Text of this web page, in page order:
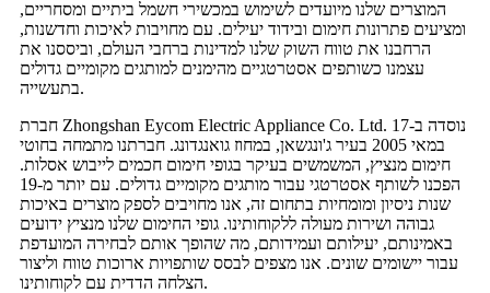
המוצרים שלנו מיועדים לשימוש במכשירי חשמל ביתיים ומסחריים,
ומציעים פתרונות חימום ובידוד יעילים. עם מחויבות לאיכות וחדשנות,
הרחבנו את טווח השוק שלנו למדינות ברחבי העולם, וביססנו את
עצמנו כשותפים אסטרטגיים מהימנים למותגים מקומיים גדולים
בתעשייה.
חברת Zhongshan Eycom Electric Appliance Co. Ltd. נוסדה ב-17
במאי 2005 בעיר ג'ונגשאן, במחוז גואנגדונג. חברתנו מתמחה בחוטי
חימום מנציץ, המשמשים בעיקר בגופי חימום חכמים לייבוש אסלות.
הפכנו לשותף אסטרטגי עבור מותגים מקומיים גדולים. עם יותר מ-19
שנות ניסיון ומומחיות בתחום זה, אנו מחויבים לספק מוצרים באיכות
גבוהה ושירות מעולה ללקוחותינו. גופי החימום שלנו מנציץ ידועים
באמינותם, יעילותם ועמידותם, מה שהופך אותם לבחירה המועדפת
עבור יישומים שונים. אנו מצפים לבסס שותפויות ארוכות טווח וליצור
הצלחה הדדית עם לקוחותינו.